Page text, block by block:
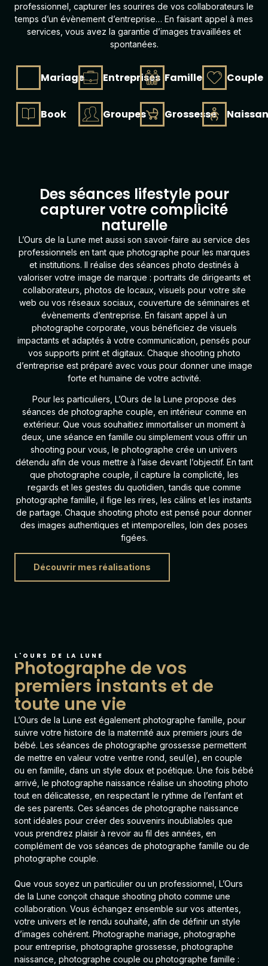
professionnel, capturer les sourires de vos collaborateurs le
temps d’un évènement d’entreprise… En faisant appel à mes
services, vous avez la garantie d’images travaillées et
spontanées.
Mariage Entreprises Famille Couple
Book Groupes Grossesse
Des séances lifestyle pour
capturer votre complicité
naturelle
L’Ours de la Lune met aussi son savoir-faire au service des
professionnels en tant que photographe pour les marques
et institutions. Il réalise des séances photo destinés à
valoriser votre image de marque : portraits de dirigeants et
collaborateurs, photos de locaux, visuels pour votre site
web ou vos réseaux sociaux, couverture de séminaires et
évènements d’entreprise. En faisant appel à un
photographe corporate, vous bénéficiez de visuels
impactants et adaptés à votre communication, pensés pour
vos supports print et digitaux. Chaque shooting photo
d’entreprise est préparé avec vous pour donner une image
forte et humaine de votre activité.
Pour les particuliers , L’Ours de la Lune propose des
séances de photographe couple , en intérieur comme en
extérieur. Que vous souhaitiez immortaliser un moment à
deux, une séance en famille ou simplement vous offrir un
shooting pour vous, le photographe crée un univers
détendu afin de vous mettre à l’aise devant l’objectif. En tant
que photographe couple, il capture la complicité, les
regards et les gestes du quotidien, tandis que comme
photographe famille, il fige les rires, les câlins et les instants
de partage. Chaque shooting photo est pensé pour donner
des images authentiques et intemporelles, loin des poses
figées.
Découvrir mes réalisations
L'OURS DE LA LUNE
Photographe de vos
premiers instants et de
toute une vie
L’Ours de la Lune est également photographe famille , pour
suivre votre histoire de la maternité aux premiers jours de
bébé. Les séances de photographe grossesse permettent
de mettre en valeur votre ventre rond, seul(e), en couple
ou en famille, dans un style doux et poétique. Une fois bébé
arrivé, le photographe naissance réalise un shooting photo
tout en délicatesse, en respectant le rythme de l’enfant et
de ses parents. Ces séances de photographe naissance
sont idéales pour créer des souvenirs inoubliables que
vous prendrez plaisir à revoir au fil des années, en
complément de vos séances de photographe famille ou de
photographe couple.
Que vous soyez un particulier ou un professionnel, L’Ours
de la Lune conçoit chaque shooting photo comme une
collaboration. Vous échangez ensemble sur vos attentes,
votre univers et le rendu souhaité, afin de définir un style
d’images cohérent. Photographe mariage photographe
pour entreprise photographe grossesse photographe
naissance photographe couple ou photographe famille :